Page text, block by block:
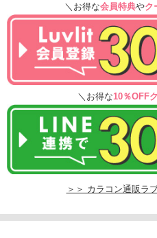
＼お得な会員特典やク
＼お得な10％OFF
＞＞ カラコン通販ラ